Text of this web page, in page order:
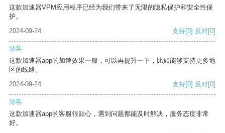
这款加速器VPM应用程序已经为我们带来了无限的隐私保护和安全性保
护。
2024-09-24
支持[0] 反对[0]
游客
这款加速器app的加速效果一般，可以再提升一下，比如能够支持更多地
区的线路。
2024-09-24
支持[0] 反对[0]
游客
这款加速器app的客服很贴心，遇到问题都能及时解决，服务态度非常
好。